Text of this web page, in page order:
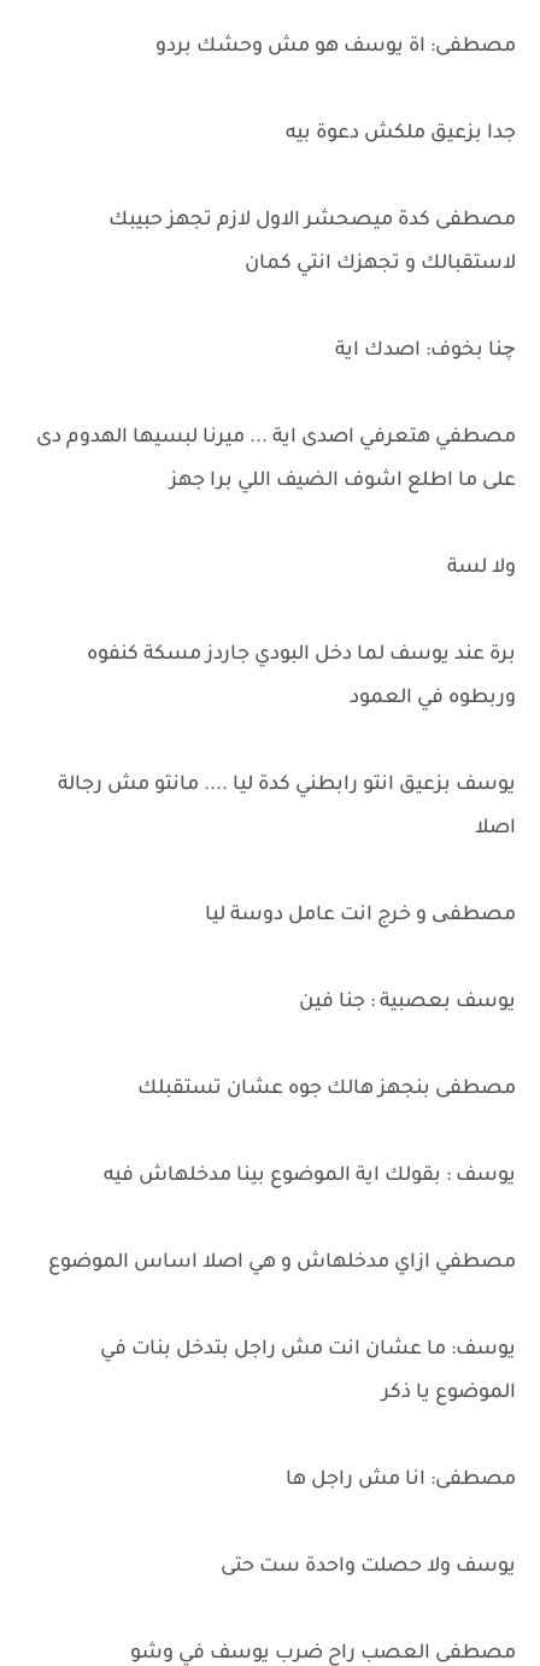
مصطفى: اة يوسف هو مش وحشك بردو
جدا بزعيق ملكش دعوة بيه
مصطفى كدة ميصحشر الاول لازم تجهز حبيبك
لاستقبالك و تجهزك انتي كمان
چنا بخوف: اصدك اية
مصطفي هتعرفي اصدى اية ... ميرنا لبسيها الهدوم دى
على ما اطلع اشوف الضيف اللي برا جهز
ولا لسة
برة عند يوسف لما دخل البودي جاردز مسكة كنفوه
وربطوه في العمود
يوسف بزعيق انتو رابطني كدة ليا .... مانتو مش رجالة
اصلا
مصطفی و خرج انت عامل دوسة ليا
يوسف بعصبية : جنا فين
مصطفى بنجهز هالك جوه عشان تستقبلك
يوسف : بقولك اية الموضوع بينا مدخلهاش فيه
مصطفي ازاي مدخلهاش و هي اصلا اساس الموضوع
يوسف: ما عشان انت مش راجل بتدخل بنات في
الموضوع يا ذكر
مصطفى: انا مش راجل ها
يوسف ولا حصلت واحدة ست حتى
مصطفى العصب راح ضرب يوسف في وشو